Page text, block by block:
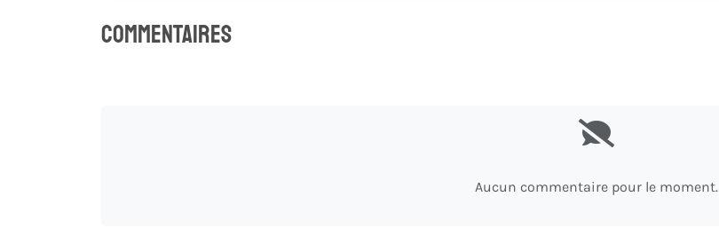
Commentaires
Aucun commentaire pour le moment.